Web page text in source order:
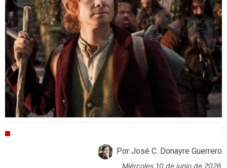
Por José C. Donayre Guerrero
miércoles 10 de junio de 2026